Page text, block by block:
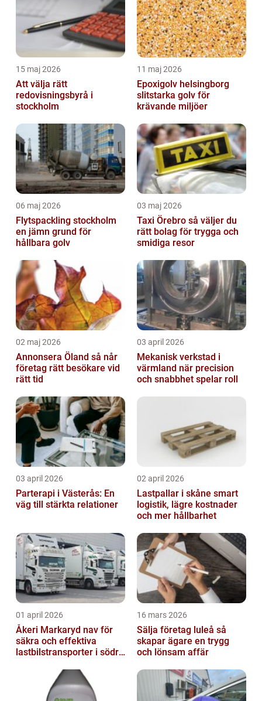
15 maj 2026
Att välja rätt
redovisningsbyrå i
stockholm
11 maj 2026
Epoxigolv helsingborg
slitstarka golv för
krävande miljöer
06 maj 2026
Flytspackling stockholm
en jämn grund för
hållbara golv
03 maj 2026
Taxi Örebro så väljer du
rätt bolag för trygga och
smidiga resor
02 maj 2026
Annonsera Öland så når
företag rätt besökare vid
rätt tid
03 april 2026
Mekanisk verkstad i
värmland när precision
och snabbhet spelar roll
03 april 2026
Parterapi i Västerås: En
väg till stärkta relationer
02 april 2026
Lastpallar i skåne smart
logistik, lägre kostnader
och mer hållbarhet
01 april 2026
Åkeri Markaryd nav för
säkra och effektiva
lastbilstransporter i södra
16 mars 2026
Sälja företag luleå så
skapar ägare en trygg
och lönsam affär